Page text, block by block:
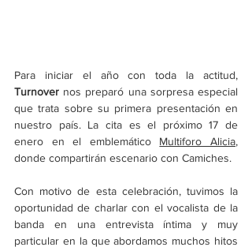
Turnover nos preparó una sorpresa especial
que trata sobre su primera presentación en
nuestro país. La cita es el próximo 17 de
enero en el emblemático Multiforo Alicia,
donde compartirán escenario con Camiches.
Con motivo de esta celebración, tuvimos la
oportunidad de charlar con el vocalista de la
banda en una entrevista íntima y muy
particular en la que abordamos muchos hitos